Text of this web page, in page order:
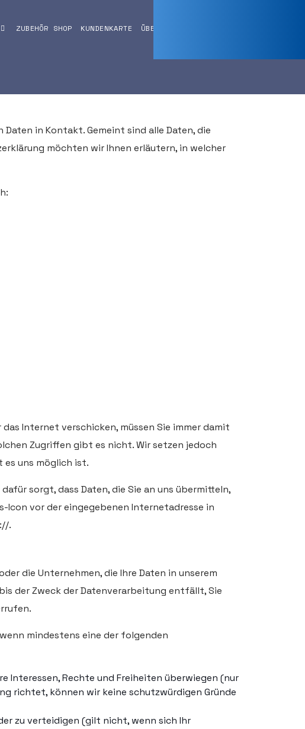
ZUBEHÖR SHOP KUNDENKARTE ÜBER UNS
in Kontakt. Gemeint sind alle Daten, die
möchten wir Ihnen erläutern, in welcher
Internet verschicken, müssen Sie immer damit
Zugriffen gibt es nicht. Wir setzen jedoch
es uns möglich ist.
sorgt, dass Daten, die Sie an uns übermitteln,
Icon vor der eingegebenen Internetadresse in
.
die Unternehmen, die Ihre Daten in unserem
der Zweck der Datenverarbeitung entfällt, Sie
mindestens eine der folgenden
Interessen, Rechte und Freiheiten überwiegen (nur
richtet, können wir keine schutzwürdigen Gründe
zu verteidigen (gilt nicht, wenn sich Ihr